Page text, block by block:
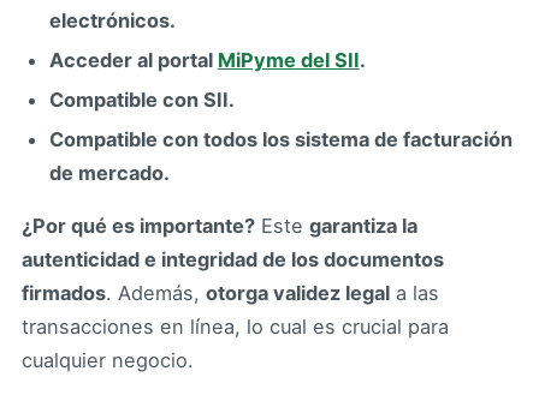
electrónicos.
Acceder al portal MiPyme del SII.
Compatible con SII.
Compatible con todos los sistema de facturación
de mercado.
¿Por qué es importante? Este garantiza la
autenticidad e integridad de los documentos
firmados. Además, otorga validez legal a las
transacciones en línea, lo cual es crucial para
cualquier negocio.